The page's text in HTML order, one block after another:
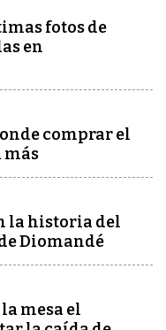
fotos de
en
comprar el
más
la historia del
Diomandé
mesa el